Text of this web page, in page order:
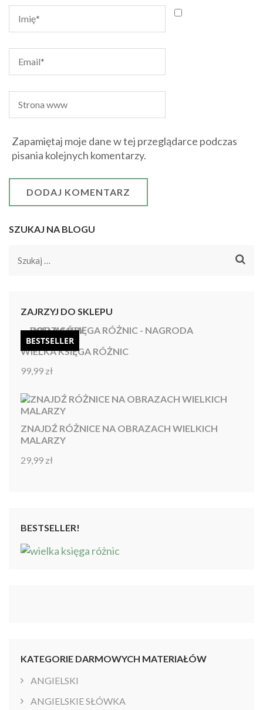
Zapamiętaj moje dane w tej przeglądarce podczas
pisania kolejnych komentarzy.
SZUKAJ NA BLOGU
Szukaj:
ZAJRZYJ DO SKLEPU
BESTSELLER
WIELKA KSIĘGA RÓŻNIC
Oceniono
99,99 zł
ZNAJDŹ RÓŻNICE NA OBRAZACH WIELKICH
MALARZY
Oceniono
29,99 zł
BESTSELLER!
KATEGORIE DARMOWYCH MATERIAŁÓW
ANGIELSKI
ANGIELSKIE SŁÓWKA